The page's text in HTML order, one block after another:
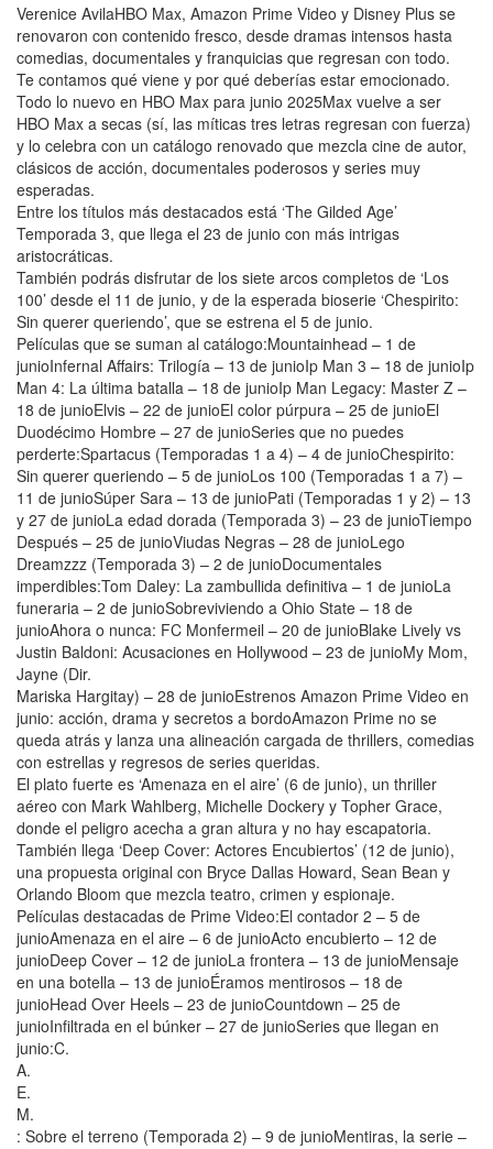
Verenice AvilaHBO Max, Amazon Prime Video y Disney Plus se
renovaron con contenido fresco, desde dramas intensos hasta
comedias, documentales y franquicias que regresan con todo.
Te contamos qué viene y por qué deberías estar emocionado.
Todo lo nuevo en HBO Max para junio 2025Max vuelve a ser
HBO Max a secas (sí, las míticas tres letras regresan con fuerza)
y lo celebra con un catálogo renovado que mezcla cine de autor,
clásicos de acción, documentales poderosos y series muy
esperadas.
Entre los títulos más destacados está ‘The Gilded Age’
Temporada 3, que llega el 23 de junio con más intrigas
aristocráticas.
También podrás disfrutar de los siete arcos completos de ‘Los
100’ desde el 11 de junio, y de la esperada bioserie ‘Chespirito:
Sin querer queriendo’, que se estrena el 5 de junio.
Películas que se suman al catálogo:Mountainhead – 1 de
junioInfernal Affairs: Trilogía – 13 de junioIp Man 3 – 18 de junioIp
Man 4: La última batalla – 18 de junioIp Man Legacy: Master Z –
18 de junioElvis – 22 de junioEl color púrpura – 25 de junioEl
Duodécimo Hombre – 27 de junioSeries que no puedes
perderte:Spartacus (Temporadas 1 a 4) – 4 de junioChespirito:
Sin querer queriendo – 5 de junioLos 100 (Temporadas 1 a 7) –
11 de junioSúper Sara – 13 de junioPati (Temporadas 1 y 2) – 13
y 27 de junioLa edad dorada (Temporada 3) – 23 de junioTiempo
Después – 25 de junioViudas Negras – 28 de junioLego
Dreamzzz (Temporada 3) – 2 de junioDocumentales
imperdibles:Tom Daley: La zambullida definitiva – 1 de junioLa
funeraria – 2 de junioSobreviviendo a Ohio State – 18 de
junioAhora o nunca: FC Monfermeil – 20 de junioBlake Lively vs
Justin Baldoni: Acusaciones en Hollywood – 23 de junioMy Mom,
Jayne (Dir.
Mariska Hargitay) – 28 de junioEstrenos Amazon Prime Video en
junio: acción, drama y secretos a bordoAmazon Prime no se
queda atrás y lanza una alineación cargada de thrillers, comedias
con estrellas y regresos de series queridas.
El plato fuerte es ‘Amenaza en el aire’ (6 de junio), un thriller
aéreo con Mark Wahlberg, Michelle Dockery y Topher Grace,
donde el peligro acecha a gran altura y no hay escapatoria.
También llega ‘Deep Cover: Actores Encubiertos’ (12 de junio),
una propuesta original con Bryce Dallas Howard, Sean Bean y
Orlando Bloom que mezcla teatro, crimen y espionaje.
Películas destacadas de Prime Video:El contador 2 – 5 de
junioAmenaza en el aire – 6 de junioActo encubierto – 12 de
junioDeep Cover – 12 de junioLa frontera – 13 de junioMensaje
en una botella – 13 de junioÉramos mentirosos – 18 de
junioHead Over Heels – 23 de junioCountdown – 25 de
junioInfiltrada en el búnker – 27 de junioSeries que llegan en
junio:C.
A.
E.
M.
: Sobre el terreno (Temporada 2) – 9 de junioMentiras, la serie –